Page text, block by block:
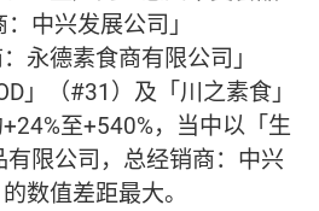
中兴发展公司」
永德素食商有限公司」
」（#31）及「川之素食」
至+540%，当中以「生
限公司，总经销商：中兴
数值差距最大。